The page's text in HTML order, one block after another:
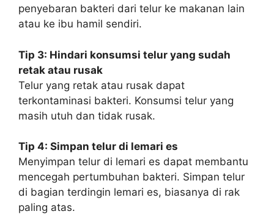
penyebaran bakteri dari telur ke makanan lain
atau ke ibu hamil sendiri.
Tip 3: Hindari konsumsi telur yang sudah
retak atau rusak
Telur yang retak atau rusak dapat
terkontaminasi bakteri. Konsumsi telur yang
masih utuh dan tidak rusak.
Tip 4: Simpan telur di lemari es
Menyimpan telur di lemari es dapat membantu
mencegah pertumbuhan bakteri. Simpan telur
di bagian terdingin lemari es, biasanya di rak
paling atas.